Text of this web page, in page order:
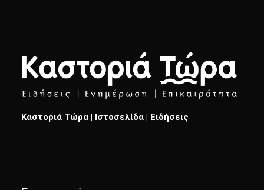
Καστοριά Τώρα | Ιστοσελίδα | Ειδήσεις